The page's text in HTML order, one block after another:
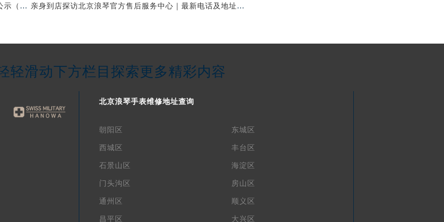
北京浪琴保养维修中心专业手表保养与维修服务权威公示（2026年7月最新）
亲身到店探访北京浪琴官方售后服务中心｜最新电话及地址（2026年7月最新）
轻滑动下方栏目探索更多精彩内容
北京浪琴手表维修地址查询
朝阳区 东城区
西城区 丰台区
石景山区 海淀区
门头沟区 房山区
通州区 顺义区
昌平区 大兴区